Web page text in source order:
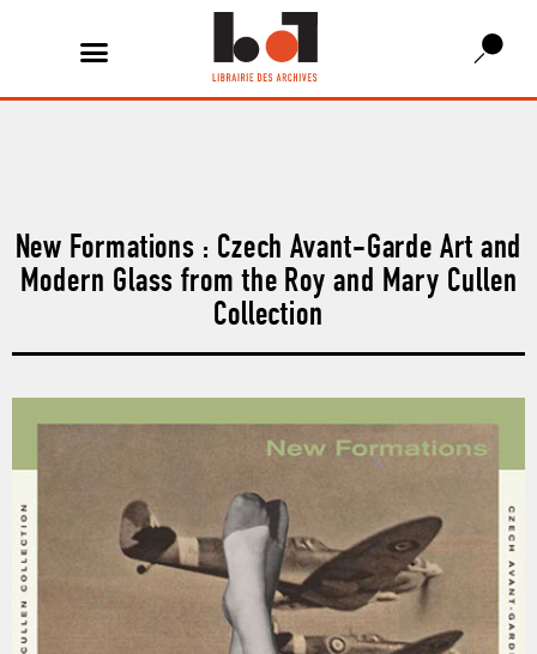
New Formations : Czech Avant-Garde Art and
Modern Glass from the Roy and Mary Cullen
Collection